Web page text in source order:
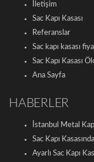
İletişim
Sac Kapı Kasası
Referanslar
Sac kapı kasası
Sac Kapı Kasası
Ana Sayfa
HABERLER
İstanbul Metal
Sac Kapı
Ayarlı Sac Kapı